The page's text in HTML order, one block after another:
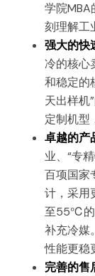
学院MBA
刻理解工
强大的快
冷的核心
和稳定的
天出样机
定制机型
卓越的产
业、“专
百项国家
计，采
至55℃的
补充冷媒
性能更稳
完善的售